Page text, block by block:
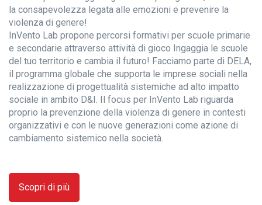
la consapevolezza legata alle emozioni e prevenire la
violenza di genere!
InVento Lab propone percorsi formativi per scuole primarie
e secondarie attraverso attività di gioco Ingaggia le scuole
del tuo territorio e cambia il futuro! Facciamo parte di DELA,
il programma globale che supporta le imprese sociali nella
realizzazione di progettualità sistemiche ad alto impatto
sociale in ambito D&I. Il focus per InVento Lab riguarda
proprio la prevenzione della violenza di genere in contesti
organizzativi e con le nuove generazioni come azione di
cambiamento sistemico nella società.
Scopri di più